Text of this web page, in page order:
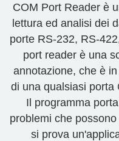
COM Port Reader è
lettura ed analisi dei
porte RS-232, RS-
port reader è una
annotazione, che è
di una qualsiasi porta
Il programma
problemi che
si prova